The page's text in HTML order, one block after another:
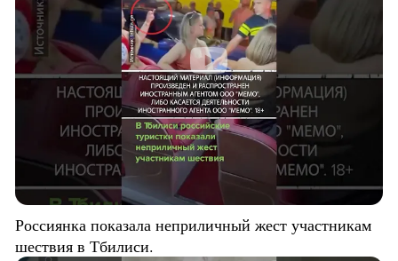
Россиянка показала неприличный жест участникам
шествия в Тбилиси.